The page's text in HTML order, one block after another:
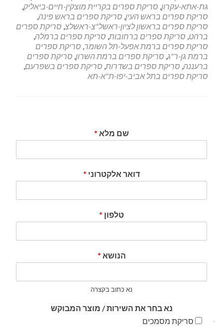
גת-אתא-עקרון, סריקת ספרים בקריית מוצקין-חיים-ביאליק,
סריקת ספרים בראש העין, סריקת ספרים בראש פינה,
סריקת ספרים בראשון לציון-ראשל"צ-ראשלצ, סריקת ספרים
ברהט, סריקת ספרים ברחובות, סריקת ספרים ברמלה,
סריקת ספרים ברמת אפעל-תל השומר, סריקת ספרים
ברמת גן-ר"ג, סריקת ספרים ברמת השרון, סריקת ספרים
ברעננה, סריקת ספרים בשדרות, סריקת ספרים בשפרעם,
סריקת ספרים בתל אביב-יפו-ת"א-תא
שם מלא *
דואר אלקטרוני *
טלפון *
הנושא *
נא כתוב בקצרה
נא בחר את השירות / מוצר המבוקש
סריקת מסמכים